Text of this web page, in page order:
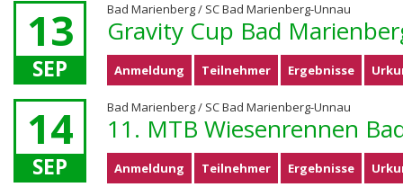
13
SEP
Bad Marienberg / SC Bad Marienberg-Unnau
Gravity Cup Bad
Anmeldung Teilnehmer Ergebnisse
14
SEP
Bad Marienberg / SC Bad Marienberg-Unnau
11. MTB Wiesenrennen
Anmeldung Teilnehmer Ergebnisse